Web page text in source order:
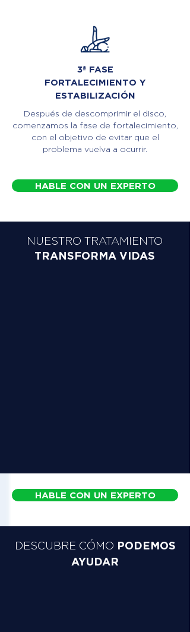
3ª FASE
FORTALECIMIENTO Y
ESTABILIZACIÓN
Después de descomprimir el disco,
comenzamos la fase de fortalecimiento,
con el objetivo de evitar que el
problema vuelva a ocurrir.
HABLE CON UN EXPERTO
NUESTRO TRATAMIENTO
TRANSFORMA VIDAS
HABLE CON UN EXPERTO
DESCUBRE CÓMO PODEMOS
AYUDAR